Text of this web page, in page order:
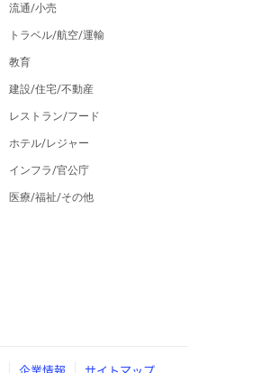
流通/小売
トラベル/航空/運輸
教育
建設/住宅/不動産
レストラン/フード
ホテル/レジャー
インフラ/官公庁
医療/福祉/その他